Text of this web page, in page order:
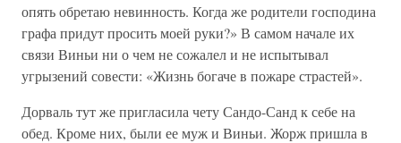
опять обретаю невинность. Когда же родители господина
графа придут просить моей руки?» В самом начале их
связи Виньи ни о чем не сожалел и не испытывал
угрызений совести: «Жизнь богаче в пожаре страстей».
Дорваль тут же пригласила чету Сандо-Санд к себе на
обед. Кроме них, были ее муж и Виньи. Жорж пришла в